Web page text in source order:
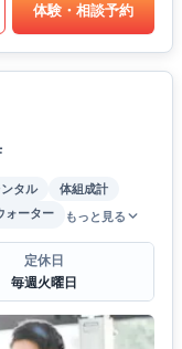
体験・相談予約
タル
体組成計
ォーター もっと見る
定休日
毎週火曜日